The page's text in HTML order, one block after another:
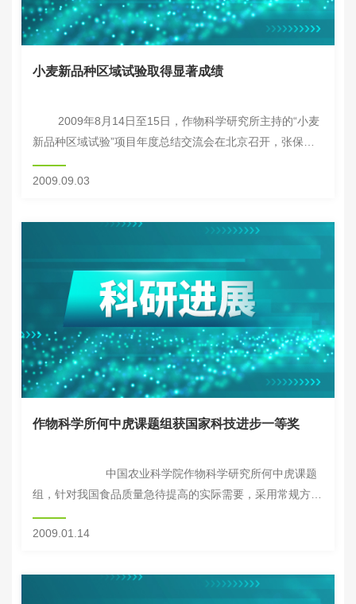
小麦新品种区域试验取得显著成绩
2009年8月14日至15日，作物科学研究所主持的“小麦
新品种区域试验”项目年度总结交流会在北京召开，张保明
书记到会致辞，他代表所领导班子对各试验点为作物科学研
究所的新品种选育工作做出...
2009.09.03
作物科学所何中虎课题组获国家科技进步一等奖
组，针对我国食品质量急待提高的实际需要，采用常规方法
与分子技术相结合，深入系统研究中国小麦品种的品质评价
体系和改...
2009.01.14